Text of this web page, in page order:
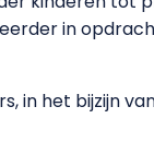
in
in het bijzijn